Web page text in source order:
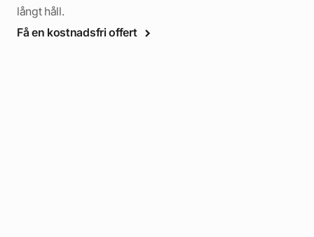
långt håll.
Få en kostnadsfri offert